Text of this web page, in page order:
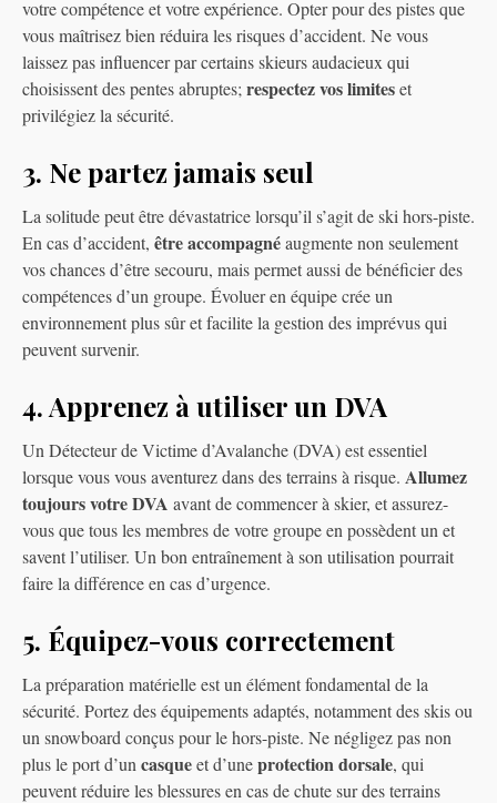
votre compétence et votre expérience. Opter pour des pistes que
vous maîtrisez bien réduira les risques d’accident. Ne vous
laissez pas influencer par certains skieurs audacieux qui
choisissent des pentes abruptes; respectez vos limiteset
privilégiez la sécurité.
3. Ne partez jamais seul
La solitude peut être dévastatrice lorsqu’il s’agit de ski hors-piste.
En cas d’accident, être accompagnéaugmente non seulement
vos chances d’être secouru, mais permet aussi de bénéficier des
compétences d’un groupe. Évoluer en équipe crée un
environnement plus sûr et facilite la gestion des imprévus qui
peuvent survenir.
4. Apprenez à utiliser un DVA
Un Détecteur de Victime d’Avalanche (DVA) est essentiel
lorsque vous vous aventurez dans des terrains à risque. Allumez
toujours votre DVA avant de commencer à skier, et assurez-
vous que tous les membres de votre groupe en possèdent un et
savent l’utiliser. Un bon entraînement à son utilisation pourrait
faire la différence en cas d’urgence.
5. Équipez-vous correctement
La préparation matérielle est un élément fondamental de la
sécurité. Portez des équipements adaptés, notamment des skis ou
un snowboard conçus pour le hors-piste. Ne négligez pas non
plus le port d’un casqueet d’uneprotection dorsale, qui
peuvent réduire les blessures en cas de chute sur des terrains